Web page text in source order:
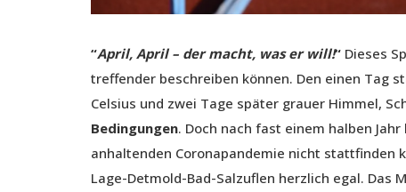
“April, April – der macht, was er will!“ Dieses
treffender beschreiben können. Den einen Tag
Celsius und zwei Tage später grauer Himmel,
Bedingungen. Doch nach fast einem halben
anhaltenden Coronapandemie nicht stattfinden
Lage-Detmold-Bad-Salzuflen herzlich egal. Das